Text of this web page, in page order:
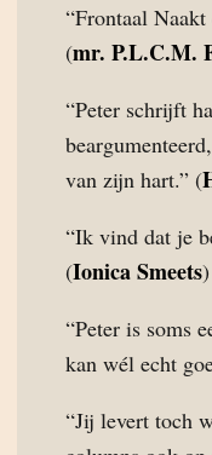
“Frontaal
(mr. P.L.C.M.
“Peter schrijft
van zijn hart.” (
“Ik vind dat je
(Ionica Smeets)
“Peter is soms
kan wél echt
“Jij levert toch